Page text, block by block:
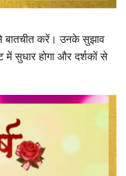
बातचीत करें। उनके सुझाव
होगा और दर्शकों से